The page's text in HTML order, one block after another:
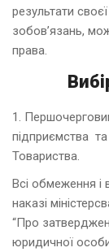
результати
зобов’язань,
права.
1.
підприємства
Товариства.
Всі обмеження і
наказі
“Про
юридичної